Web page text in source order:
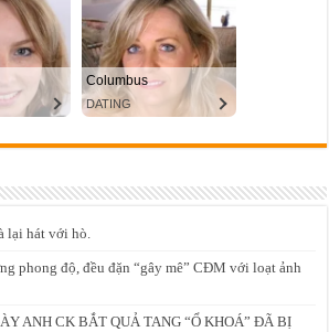
lại hát với hò.
phong độ, đều đặn “gây mê” CĐM với loạt ảnh
ANH CK BẮT QUẢ TANG “Ổ KHOÁ” ĐÃ BỊ